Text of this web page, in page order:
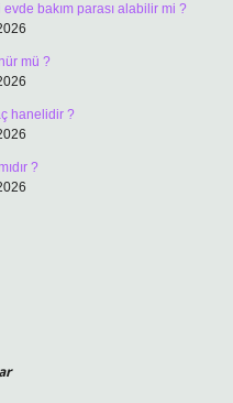
bakım parası alabilir mi ?
mü ?
hanelidir ?
?